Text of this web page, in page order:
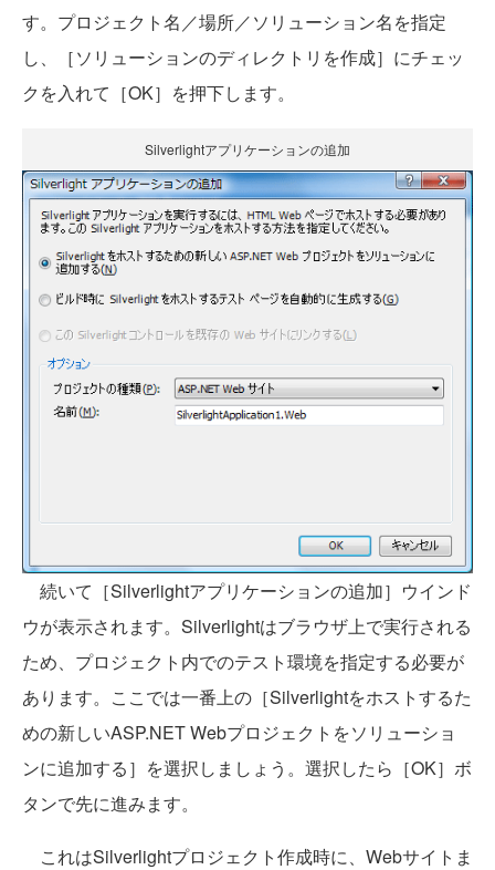
す。プロジェクト名／場所／ソリューション名を指定
し、［ソリューションのディレクトリを作成］にチェッ
クを入れて［OK］を押下します。
Silverlightアプリケーションの追加
続いて［Silverlightアプリケーションの追加］ウインド
ウが表示されます。Silverlightはブラウザ上で実行される
ため、プロジェクト内でのテスト環境を指定する必要が
あります。ここでは一番上の［Silverlightをホストするた
めの新しいASP.NET Webプロジェクトをソリューショ
ンに追加する］を選択しましょう。選択したら［OK］ボ
タンで先に進みます。
これはSilverlightプロジェクト作成時に、Webサイトま